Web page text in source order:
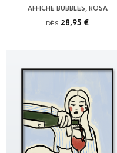
AFFICHE BUBBLES, ROSA
DÈS 28,95 €